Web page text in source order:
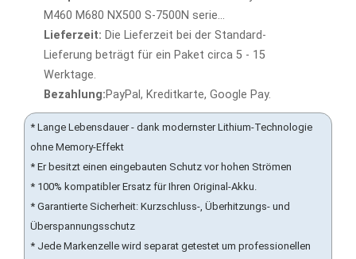
M460 M680 NX500 S-7500N serie...
Lieferzeit: Die Lieferzeit bei der Standard-
Lieferung beträgt für ein Paket circa 5 - 15
Werktage.
Bezahlung:PayPal, Kreditkarte, Google Pay.
* Lange Lebensdauer - dank modernster Lithium-Technologie
ohne Memory-Effekt
* Er besitzt einen eingebauten Schutz vor hohen Strömen
* 100% kompatibler Ersatz für Ihren Original-Akku.
* Garantierte Sicherheit: Kurzschluss-, Überhitzungs- und
Überspannungsschutz
* Jede Markenzelle wird separat getestet um professionellen